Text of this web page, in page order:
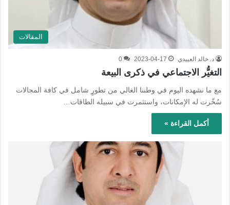
المقالات
د. خالد العييدي 2023-04-17
0
التغيُّر الاجتماعي في ذكرى البيعة
مع ما نشهده اليوم في وطننا الغالي من تطورٍ شامل في كافة المجالات
سُخّرت له الإمكانات، واستثمرت في سبيله الطاقات…
أكمل القراءة »